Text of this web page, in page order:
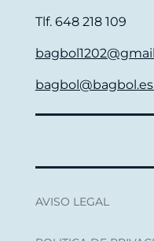
Tlf. 648 218 109
bagbol@bagbol.es
AVISO LEGAL